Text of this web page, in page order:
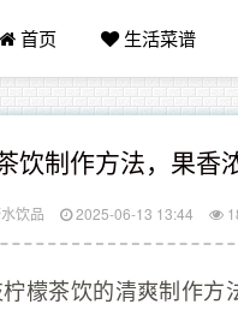
首页 生活菜谱
饮制作方法，果香
饮品 2025-06-13 13:44
檬茶饮的清爽制作